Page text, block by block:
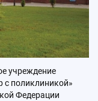
учреждение
с поликлиникой»
Федерации